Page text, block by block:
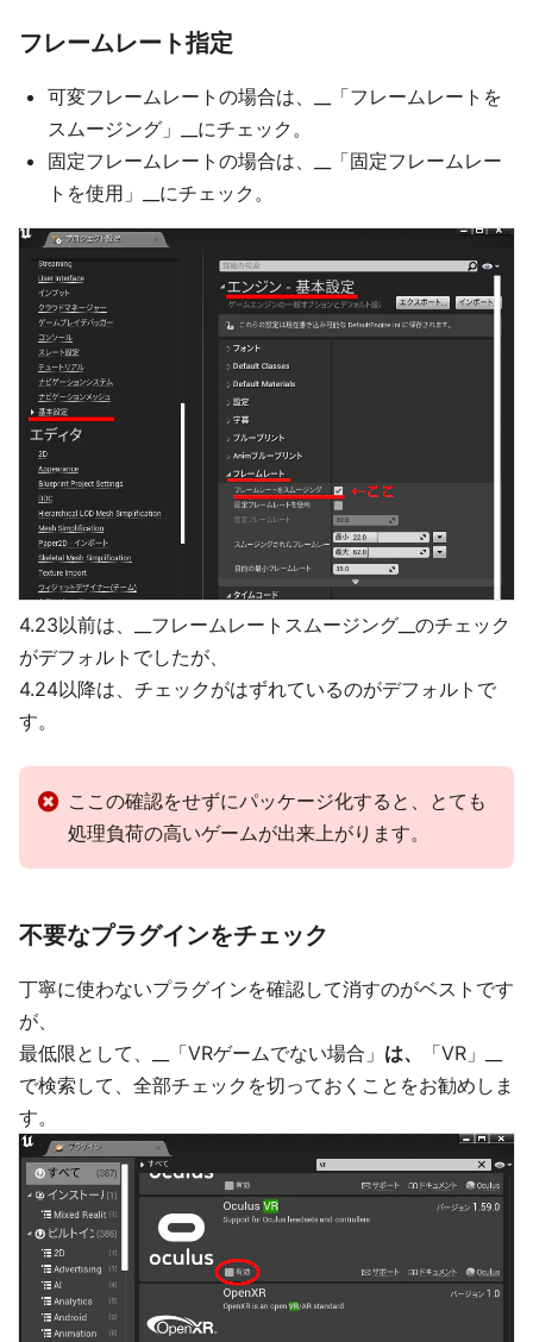
フレームレート指定
可変フレームレートの場合は、__「フレームレートを
スムージング」__にチェック。
固定フレームレートの場合は、__「固定フレームレー
トを使用」__にチェック。
4.23以前は、__フレームレートスムージング__のチェック
がデフォルトでしたが、
4.24以降は、チェックがはずれているのがデフォルトで
す。
ここの確認をせずにパッケージ化すると、とても
処理負荷の高いゲームが出来上がります。
不要なプラグインをチェック
丁寧に使わないプラグインを確認して消すのがベストです
が、
最低限として、__「VRゲームでない場合」 は、
「VR」__
で検索して、全部チェックを切っておくことをお勧めしま
す。